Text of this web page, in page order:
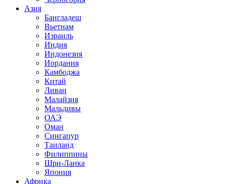
Азия
Бангладеш
Вьетнам
Израиль
Индия
Индонезия
Иордания
Камбоджа
Китай
Ливан
Малайзия
Мальдивы
ОАЭ
Оман
Сингапур
Таиланд
Филиппины
Шри-Ланка
Япония
Африка